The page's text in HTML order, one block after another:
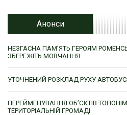
Анонси
НЕЗГАСНА ПАМ’ЯТЬ ГЕРОЯМ
ЗБЕРЕЖІТЬ МОВЧАННЯ…
УТОЧНЕНИЙ РОЗКЛАД РУХУ
ПЕРЕЙМЕНУВАННЯ ОБ’ЄКТІВ
ТЕРИТОРІАЛЬНІЙ ГРОМАДІ